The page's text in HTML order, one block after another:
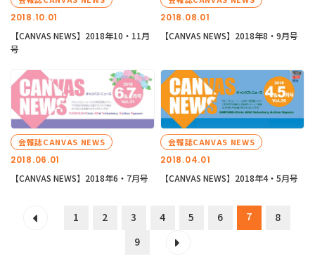
2018.10.01
【CANVAS NEWS】2018年10・11月
号
2018.08.01
【CANVAS NEWS】2018年8・9月号
2018.06.01
会報誌CANVAS NEWS
【CANVAS NEWS】2018年6・7月号
2018.04.01
会報誌CANVAS NEWS
【CANVAS NEWS】2018年4・5月号
1 2 3 4 5 6 7
8
9